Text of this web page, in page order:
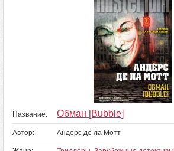
Название: Обман [Bubble]
Автор: Андерс де ла Мотт